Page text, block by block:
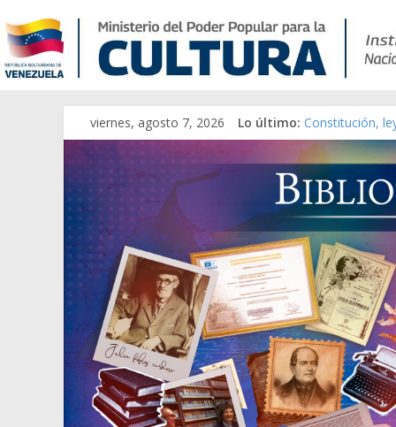
viernes, agosto 7, 2026 Lo último: Constitución,
Una Parálisis
Modesta Bor
Gaceta Oficial
Catálogo